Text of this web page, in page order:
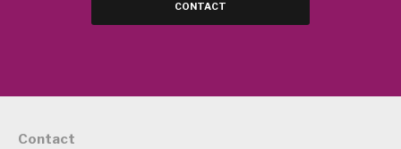
CONTACT
Contact